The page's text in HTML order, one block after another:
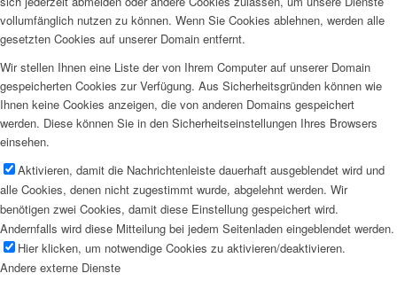
vollumfänglich nutzen zu können. Wenn Sie Cookies ablehnen, werden alle
gesetzten Cookies auf unserer Domain entfernt.
Wir stellen Ihnen eine Liste der von Ihrem Computer auf unserer Domain
gespeicherten Cookies zur Verfügung. Aus Sicherheitsgründen können wie
Ihnen keine Cookies anzeigen, die von anderen Domains gespeichert
werden. Diese können Sie in den Sicherheitseinstellungen Ihres Browsers
einsehen.
Aktivieren, damit die Nachrichtenleiste dauerhaft ausgeblendet wird und
alle Cookies, denen nicht zugestimmt wurde, abgelehnt werden. Wir
benötigen zwei Cookies, damit diese Einstellung gespeichert wird.
Andernfalls wird diese Mitteilung bei jedem Seitenladen eingeblendet werden.
Hier klicken, um notwendige Cookies zu aktivieren/deaktivieren.
Andere externe Dienste